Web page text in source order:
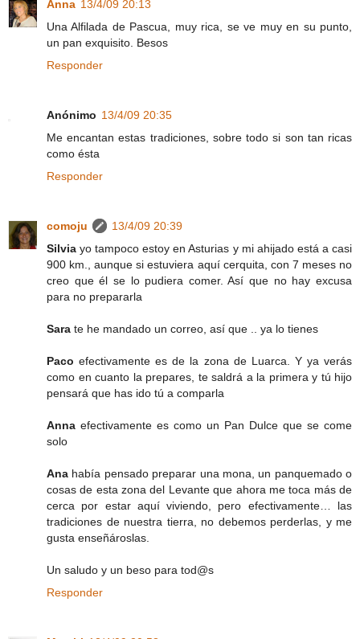
Anna 13/4/09 20:13
Una Alfilada de Pascua, muy rica, se ve muy en su punto,
un pan exquisito. Besos
Responder
Anónimo 13/4/09 20:35
Me encantan estas tradiciones, sobre todo si son tan ricas
como ésta
Responder
comoju
13/4/09 20:39
Silviayo tampoco estoy en Asturias y mi ahijado está a casi
900 km., aunque si estuviera aquí cerquita, con 7 meses no
creo que él se lo pudiera comer. Así que no hay excusa
para no prepararla
Sara te he mandado un correo, así que .. ya lo tienes
Paco efectivamente es de la zona de Luarca. Y ya verás
como en cuanto la prepares, te saldrá a la primera y tú hijo
pensará que has ido tú a comparla
Anna efectivamente es como un Pan Dulce que se come
solo
Ana había pensado preparar una mona, un panquemado o
cosas de esta zona del Levante que ahora me toca más de
cerca por estar aquí viviendo, pero efectivamente… las
tradiciones de nuestra tierra, no debemos perderlas, y me
gusta enseñároslas.
Un saludo y un beso para tod@s
Responder